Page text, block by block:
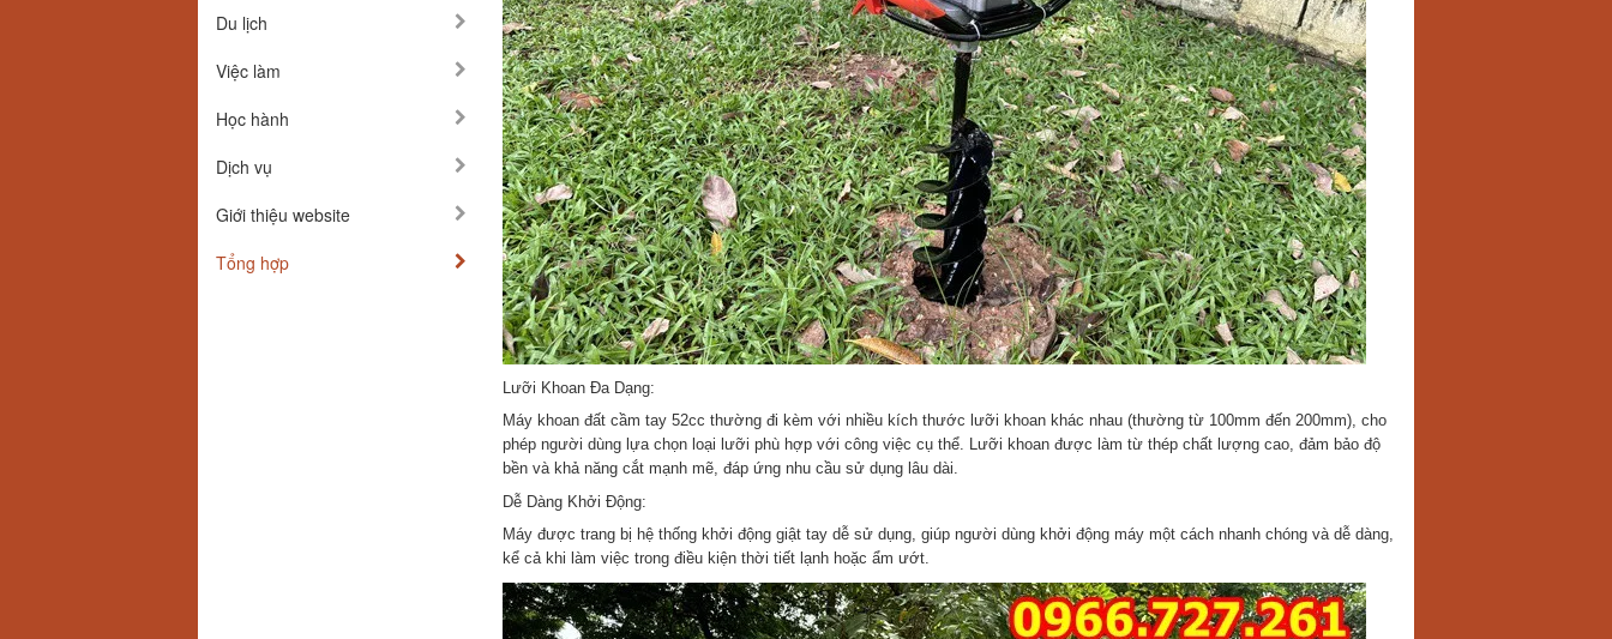
Du lịch
Việc làm
Học hành
Dịch vụ
Giới thiệu website
Tổng hợp
Lưỡi Khoan Đa Dạng:
Máy khoan đất cầm tay 52cc thường đi kèm với nhiều kích thước lưỡi khoan khác nhau (thường từ 100mm đến 200mm), cho
phép người dùng lựa chọn loại lưỡi phù hợp với công việc cụ thể. Lưỡi khoan được làm từ thép chất lượng cao, đảm bảo độ
bền và khả năng cắt mạnh mẽ, đáp ứng nhu cầu sử dụng lâu dài.
Dễ Dàng Khởi Động:
Máy được trang bị hệ thống khởi động giật tay dễ sử dụng, giúp người dùng khởi động máy một cách nhanh chóng và dễ dàng,
kể cả khi làm việc trong điều kiện thời tiết lạnh hoặc ẩm ướt.